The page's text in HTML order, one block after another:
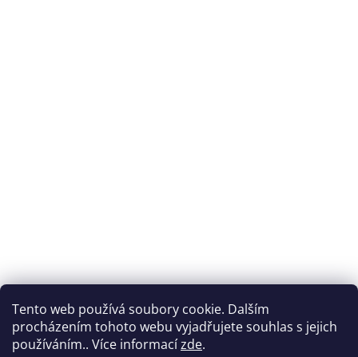
Tento web používá soubory cookie. Dalším
procházením tohoto webu vyjadřujete souhlas s jejich
používáním.. Více informacízde.